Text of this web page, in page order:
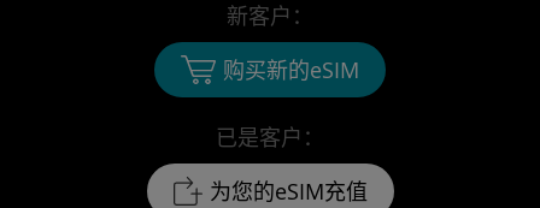
已是客户：
为您的eSIM充值
新客户：
购买新的eSIM